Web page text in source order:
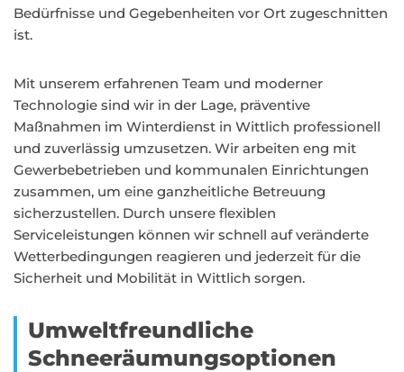
Bedürfnisse und Gegebenheiten vor Ort zugeschnitten
ist.
Mit unserem erfahrenen Team und moderner
Technologie sind wir in der Lage, präventive
Maßnahmen im Winterdienst in Wittlich professionell
und zuverlässig umzusetzen. Wir arbeiten eng mit
Gewerbebetrieben und kommunalen Einrichtungen
zusammen, um eine ganzheitliche Betreuung
sicherzustellen. Durch unsere flexiblen
Serviceleistungen können wir schnell auf veränderte
Wetterbedingungen reagieren und jederzeit für die
Sicherheit und Mobilität in Wittlich sorgen.
Umweltfreundliche
Schneeräumungsoptionen